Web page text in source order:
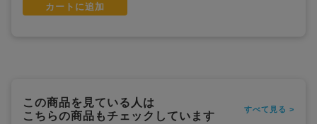
カートに追加
この商品を見ている人は
こちらの商品もチェックしています
すべて見る >